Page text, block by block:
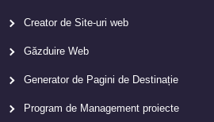
Creator de Site-uri web
Găzduire Web
Generator de Pagini de Destinație
Program de Management proiecte